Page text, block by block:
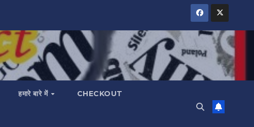
हमारे बारे में CHECKOUT